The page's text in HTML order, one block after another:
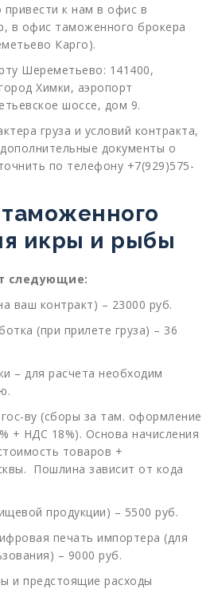
к нам в офис в
в офис таможенного брокера
Карго).
Шереметьево: 141400,
Химки, аэропорт
шоссе, дом 9.
груза и условий контракта,
документы о
по телефону +7(929)575-
икры и рыбы
следующие:
ваш контракт) – 23000 руб.
(при прилете груза) – 36
– для расчета необходим
ву (сборы за там. оформление
+ НДС 18%). Основа начисления
товаров +
Пошлина зависит от кода
продукции) – 5500 руб.
печать импортера (для
– 9000 руб.
и предстоящие расходы